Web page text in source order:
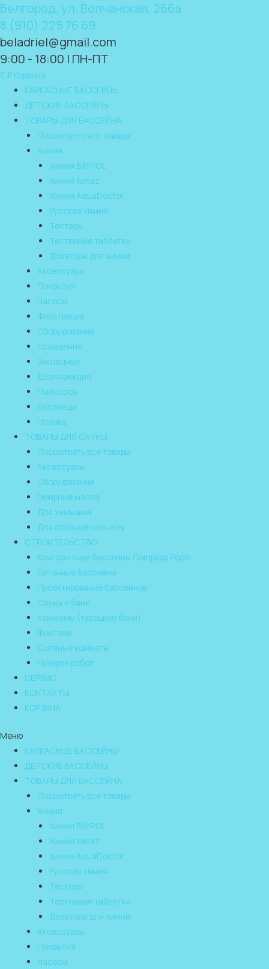
Белгород, ул. Волчанская, 266а
8 (910) 225 76 69
beladriel@gmail.com
9:00 - 18:00 | ПН-ПТ
0 ₽ Корзина
КАРКАСНЫЕ БАССЕЙНЫ
ДЕТСКИЕ БАССЕЙНЫ
ТОВАРЫ ДЛЯ БАССЕЙНА
Посмотреть все товары
Химия
Химия BAYROL
Химия Kenaz
Химия AquaDoctor
Русская химия
Тестеры
Тестерные таблетки
Дозаторы для химии
Аксессуары
Покрытия
Насосы
Фильтрация
Оборудование
Освещение
Закладные
Дезинфекция
Пылесосы
Лестницы
Пленка
ТОВАРЫ ДЛЯ САУНЫ
Посмотреть все товары
Аксессуары
Оборудование
Эфирные масла
Для хаммама
Для соляной комнаты
СТРОИТЕЛЬСТВО
Композитные бассейны Compass Pools
Бетонные бассейны
Проектирование бассейнов
Сауны и бани
Хаммамы (турецкие бани)
Фонтаны
Соляные комнаты
Галерея работ
СЕРВИС
КОНТАКТЫ
КОРЗИНА
Меню
КАРКАСНЫЕ БАССЕЙНЫ
ДЕТСКИЕ БАССЕЙНЫ
ТОВАРЫ ДЛЯ БАССЕЙНА
Посмотреть все товары
Химия
Химия BAYROL
Химия Kenaz
Химия AquaDoctor
Русская химия
Тестеры
Тестерные таблетки
Дозаторы для химии
Аксессуары
Покрытия
Насосы